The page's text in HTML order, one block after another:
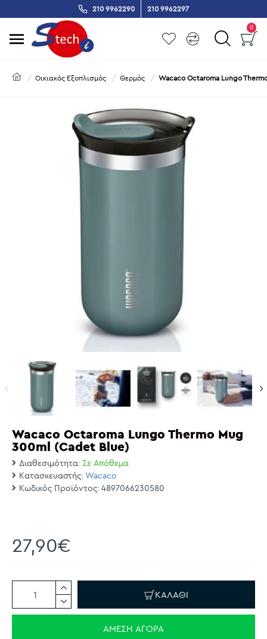
210 9962290 210 9962297
0
Οικιακός Εξοπλισμός Θερμός Wacaco Octaroma Lungo
Wacaco Octaroma Lungo Thermo Mug
300ml (Cadet Blue)
Διαθεσιμότητα: Σε Απόθεμα
Κατασκευαστής: Wacaco
Κωδικός Προϊόντος: 4897066230580
27,90€
ΚΑΛΆΘΙ
ΆΜΕΣΗ ΑΓΟΡΆ